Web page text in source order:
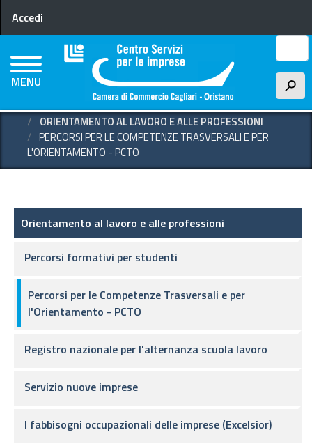
contenuto
principale
Menu profilo utente
Accedi
MENU
Cerca
h
HOME
ORIENTAMENTO AL LAVORO E ALLE PROFESSIONI
PERCORSI PER LE COMPETENZE TRASVERSALI E PER
L'ORIENTAMENTO - PCTO
Orientamento lavoro-professioni
Orientamento al lavoro e alle professioni
Percorsi formativi per studenti
Percorsi per le Competenze Trasversali e per
l'Orientamento - PCTO
Registro nazionale per l'alternanza scuola lavoro
Servizio nuove imprese
I fabbisogni occupazionali delle imprese (Excelsior)